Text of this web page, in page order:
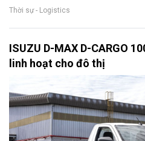
Thời sự - Logistics
ISUZU D-MAX D-CARGO
linh hoạt cho đô thị